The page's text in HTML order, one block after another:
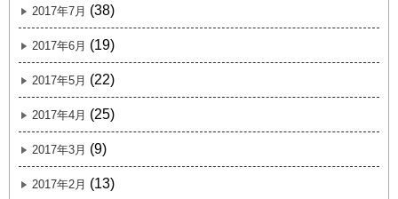
2017年7月 (38)
2017年6月 (19)
2017年5月 (22)
2017年4月 (25)
2017年3月 (9)
2017年2月 (13)